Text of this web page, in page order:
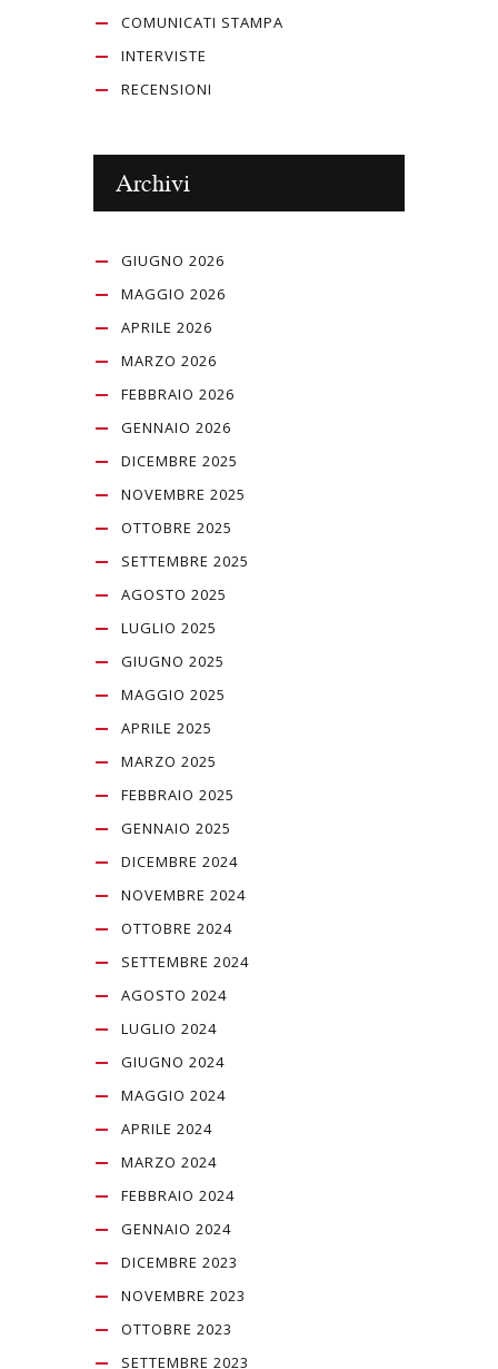
COMUNICATI STAMPA
INTERVISTE
RECENSIONI
Archivi
GIUGNO 2026
MAGGIO 2026
APRILE 2026
MARZO 2026
FEBBRAIO 2026
GENNAIO 2026
DICEMBRE 2025
NOVEMBRE 2025
OTTOBRE 2025
SETTEMBRE 2025
AGOSTO 2025
LUGLIO 2025
GIUGNO 2025
MAGGIO 2025
APRILE 2025
MARZO 2025
FEBBRAIO 2025
GENNAIO 2025
DICEMBRE 2024
NOVEMBRE 2024
OTTOBRE 2024
SETTEMBRE 2024
AGOSTO 2024
LUGLIO 2024
GIUGNO 2024
MAGGIO 2024
APRILE 2024
MARZO 2024
FEBBRAIO 2024
GENNAIO 2024
DICEMBRE 2023
NOVEMBRE 2023
OTTOBRE 2023
SETTEMBRE 2023